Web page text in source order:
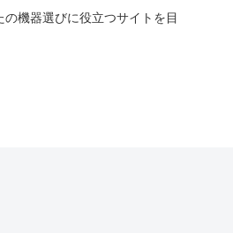
機器選びに役立つサイトを目